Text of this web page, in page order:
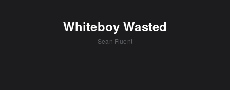
Whiteboy Wasted
Sean Fluent